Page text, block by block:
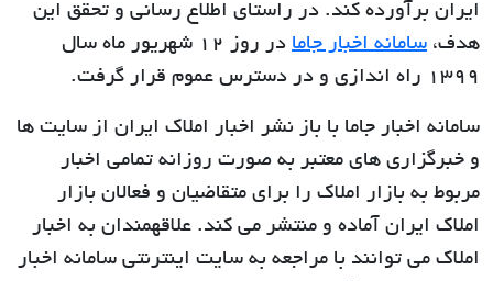
ایران برآورده کند. در راستای اطلاع رسانی و تحقق این
هدف، سامانه اخبار جاما
در روز 12 شهریور ماه سال
1399 راه اندازی و در دسترس عموم قرار گرفت.
سامانه اخبار جاما با باز نشر اخبار املاک ایران از سایت ها
و خبرگزاری های معتبر به صورت روزانه تمامی اخبار
مربوط به بازار املاک را برای متقاضیان و فعالان بازار
املاک ایران آماده و منتشر می کند. علاقهمندان به اخبار
املاک می توانند با مراجعه به سایت اینترنتی سامانه اخبار